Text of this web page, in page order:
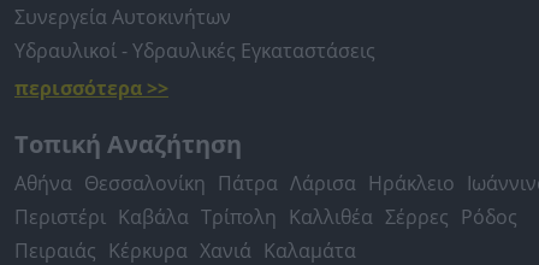
Συνεργεία Αυτοκινήτων
Υδραυλικοί - Υδραυλικές Εγκαταστάσεις
περισσότερα >>
Τοπική Αναζήτηση
Αθήνα Θεσσαλονίκη Πάτρα Λάρισα Ηράκλειο
Περιστέρι Καβάλα Τρίπολη Καλλιθέα Σέρρες Ρόδος
Πειραιάς Κέρκυρα Χανιά Καλαμάτα